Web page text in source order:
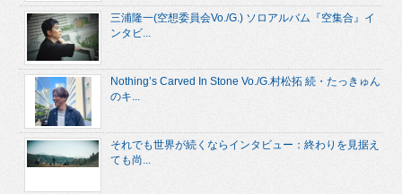
三浦隆一(空想委員会Vo./G.) ソロアルバム『空集合』イ
ンタビ...
Nothing’s Carved In Stone Vo./G.村松拓 続・たっきゅん
のキ...
それでも世界が続くならインタビュー：終わりを見据え
ても尚...